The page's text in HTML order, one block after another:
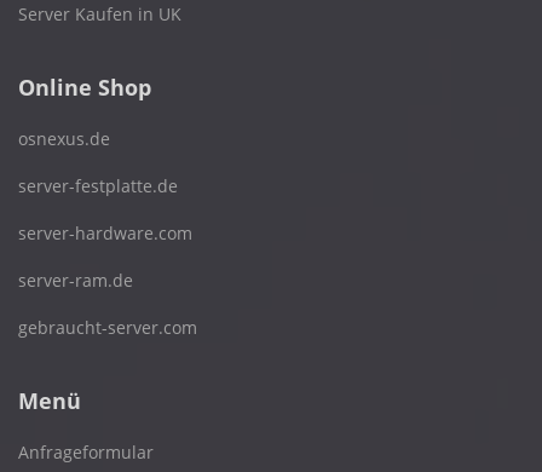
Server Kaufen in UK
Online Shop
osnexus.de
server-festplatte.de
server-hardware.com
server-ram.de
gebraucht-server.com
Menü
Anfrageformular